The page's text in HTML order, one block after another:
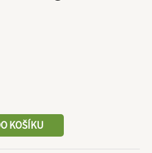
KOŠÍKU